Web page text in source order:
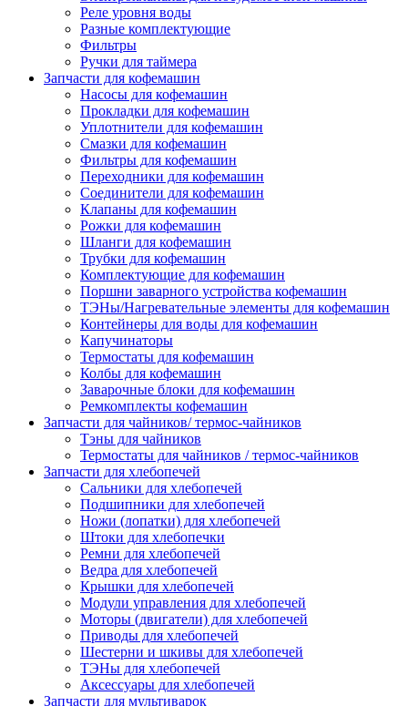
Реле уровня воды
Разные комплектующие
Фильтры
Ручки для таймера
Запчасти для кофемашин
Насосы для кофемашин
Прокладки для кофемашин
Уплотнители для кофемашин
Смазки для кофемашин
Фильтры для кофемашин
Переходники для кофемашин
Соединители для кофемашин
Клапаны для кофемашин
Рожки для кофемашин
Шланги для кофемашин
Трубки для кофемашин
Комплектующие для кофемашин
Поршни заварного устройства кофемашин
ТЭНы/Нагревательные элементы для кофемашин
Контейнеры для воды для кофемашин
Капучинаторы
Термостаты для кофемашин
Колбы для кофемашин
Заварочные блоки для кофемашин
Ремкомплекты кофемашин
Запчасти для чайников/ термос-чайников
Тэны для чайников
Термостаты для чайников / термос-чайников
Запчасти для хлебопечей
Сальники для хлебопечей
Подшипники для хлебопечей
Ножи (лопатки) для хлебопечей
Штоки для хлебопечки
Ремни для хлебопечей
Ведра для хлебопечей
Крышки для хлебопечей
Модули управления для хлебопечей
Моторы (двигатели) для хлебопечей
Приводы для хлебопечей
Шестерни и шкивы для хлебопечей
ТЭНы для хлебопечей
Аксессуары для хлебопечей
Запчасти для мультиварок